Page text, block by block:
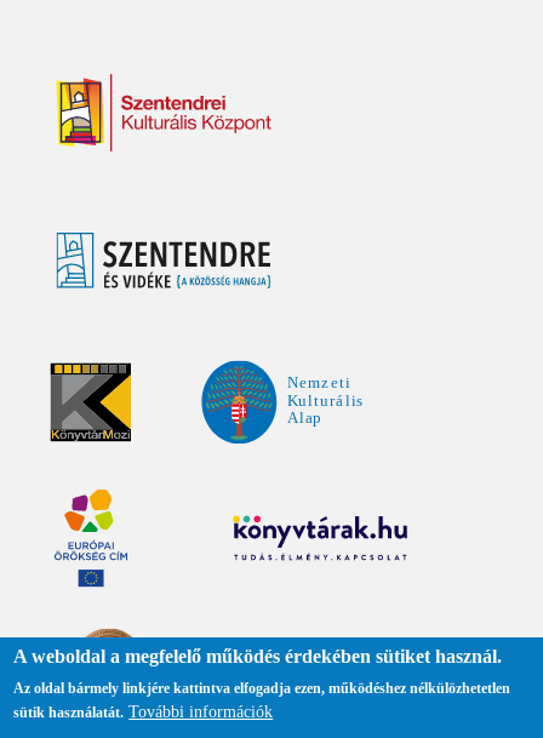
A weboldal a megfelelő működés érdekében sütiket használ.
Az oldal bármely linkjére kattintva elfogadja ezen, működéshez nélkülözhetetlen
sütik használatát. További információk